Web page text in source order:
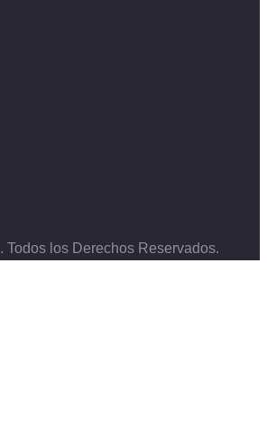
Todos los Derechos Reservados.